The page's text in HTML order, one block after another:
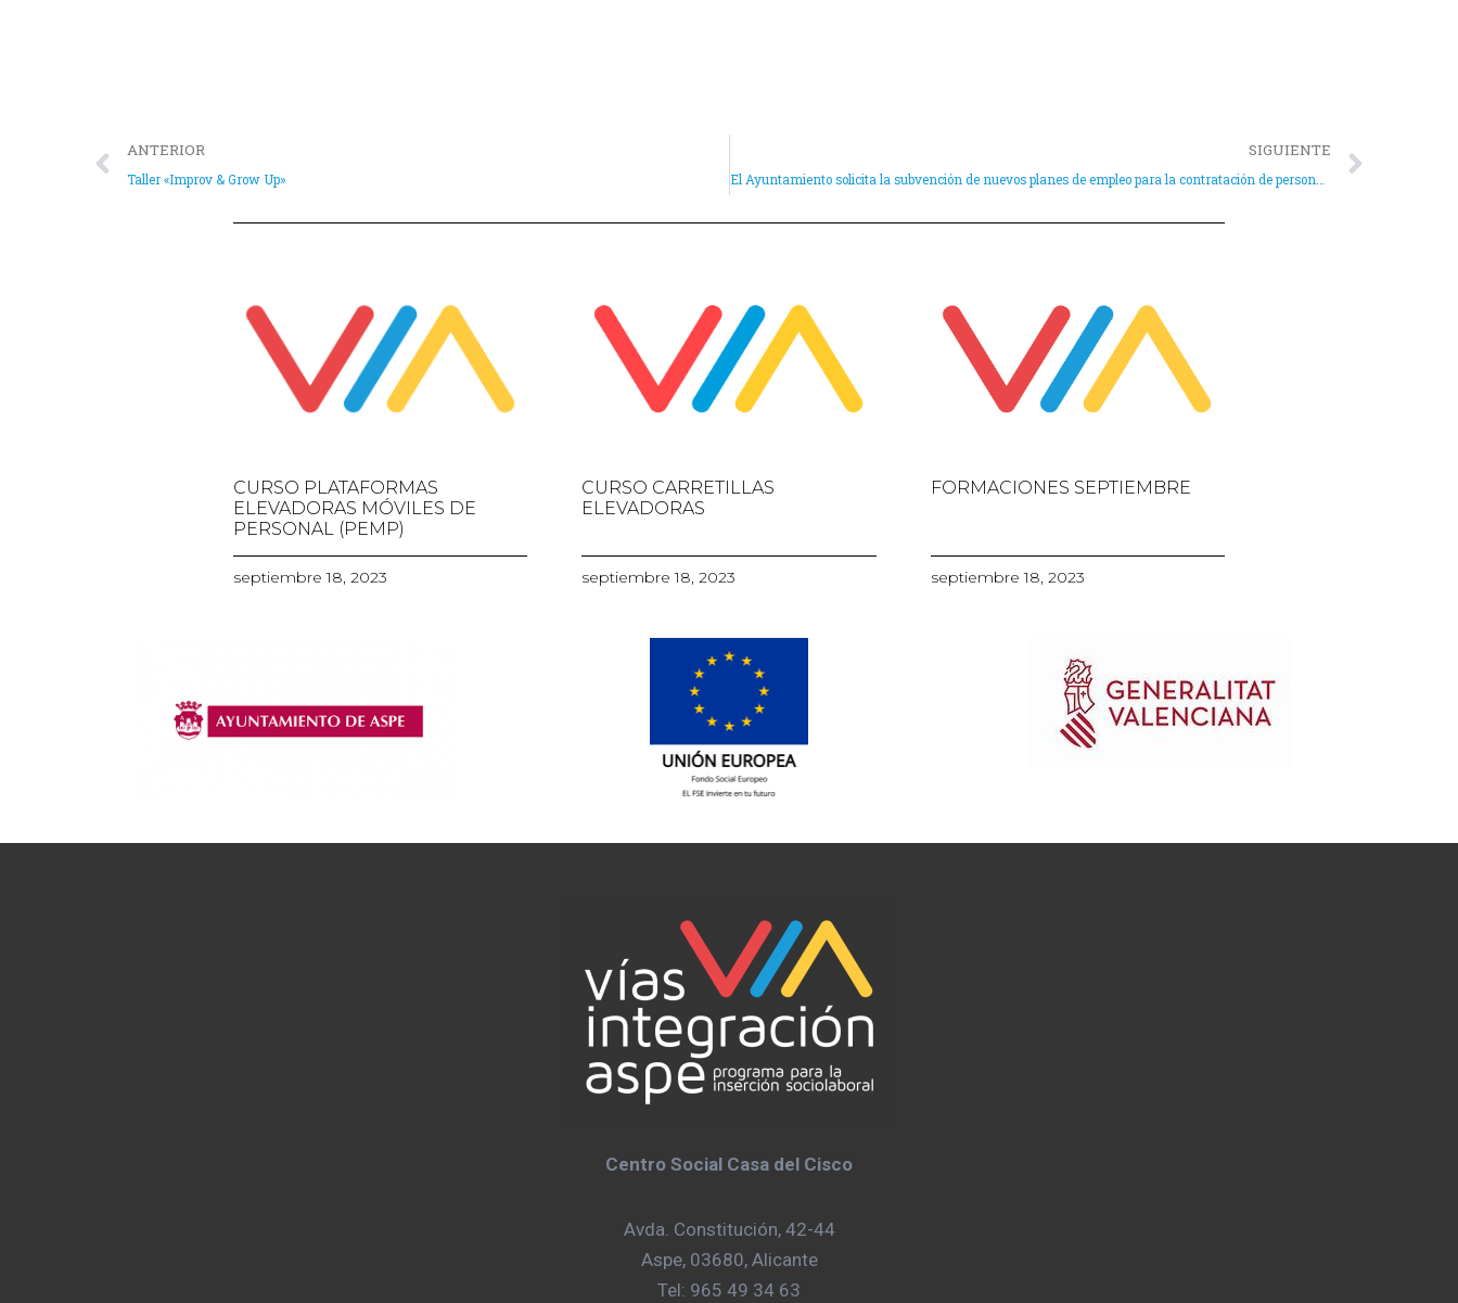
ANTERIOR
Taller «Improv & Grow Up»
SIGUIENTE
El Ayuntamiento solicita la subvención de nuevos planes de empleo para la contratación de personas en paro
CURSO PLATAFORMAS
ELEVADORAS MÓVILES DE
PERSONAL (PEMP)
septiembre 18, 2023
CURSO CARRETILLAS
ELEVADORAS
septiembre 18, 2023
FORMACIONES SEPTIEMBRE
septiembre 18, 2023
Centro Social Casa del Cisco
Avda. Constitución, 42-44
Aspe, 03680, Alicante
Tel: 965 49 34 63